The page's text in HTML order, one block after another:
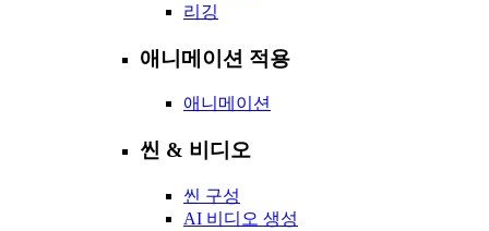
리깅
애니메이션 적용
애니메이션
씬 & 비디오
씬 구성
AI 비디오 생성